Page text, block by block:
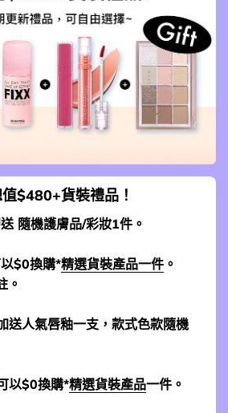
$480+貨裝禮品！
隨機護膚品/彩妝1件。
$0換購*精選貨裝產品一件 。
。
人氣唇釉一支，款式色款隨機
以$0換購*精選貨裝產品一件。